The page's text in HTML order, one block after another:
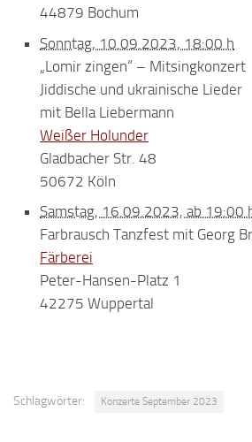
44879 Bochum
Sonntag, 10.09.2023, 18:00 h
„Lomir zingen“ – Mitsingkonzert
Jiddische und ukrainische Lieder
mit Bella Liebermann
Weißer Holunder
Gladbacher Str. 48
50672 Köln
Samstag, 16.09.2023, ab 19:00
Farbrausch Tanzfest mit Georg
Färberei
Peter-Hansen-Platz 1
42275 Wuppertal
Schlagwörter: Konzerte September 2023